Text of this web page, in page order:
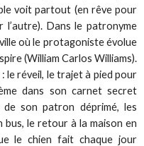
voit partout (en rêve pour
l’autre). Dans le patronyme
où le protagoniste évolue
(William Carlos Williams).
le réveil, le trajet à pied pour
dans son carnet secret
son patron déprimé, les
bus, le retour à la maison en
le chien fait chaque jour